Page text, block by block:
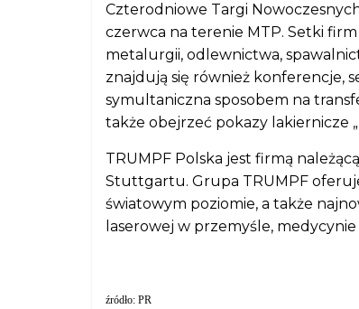
Czterodniowe Targi
czerwca na terenie MTP. Setki
metalurgii, odlewnictwa,
znajdują się również konferencje,
symultaniczna sposobem na
także obejrzeć pokazy lakiernicze
TRUMPF Polska jest firmą
Stuttgartu. Grupa TRUMPF
światowym poziomie, a także
laserowej w przemyśle,
źródło: PR